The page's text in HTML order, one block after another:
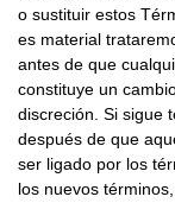
o sustituir estos
es material
antes de que
constituye un
discreción. Si sigue
después de que
ser ligado por los
los nuevos